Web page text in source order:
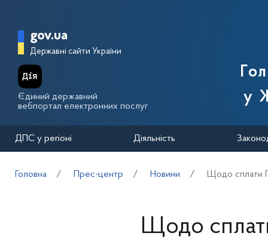
Головна сторінка Державної
gov.ua
Державні сайти України
Єдиний державний
вебпортал електронних послуг
у
ДПС у регіоні Діяльність
Головна Прес-центр Новини Щодо сплати
Щодо